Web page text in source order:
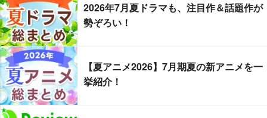
2026年7月夏ドラマも、注目作＆話題作が
勢ぞろい！
【夏アニメ2026】7月期夏の新アニメを一
挙紹介！